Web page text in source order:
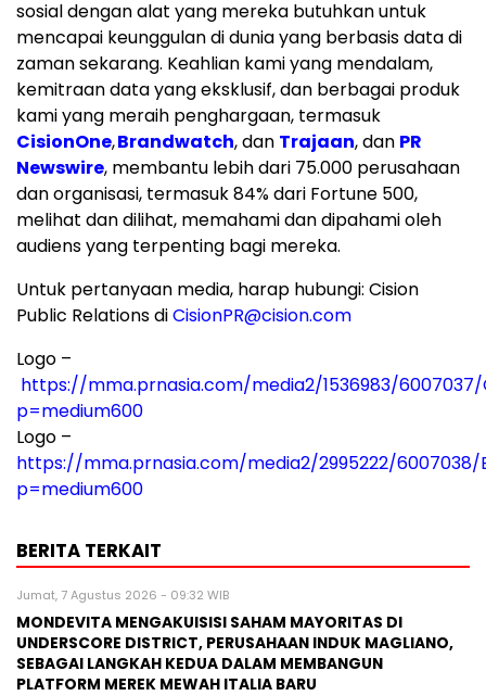
sosial dengan alat yang mereka butuhkan untuk
mencapai keunggulan di dunia yang berbasis data di
zaman sekarang. Keahlian kami yang mendalam,
kemitraan data yang eksklusif, dan berbagai produk
kami yang meraih penghargaan, termasuk
CisionOne,Brandwatch, dan Trajaan, dan PR
Newswire, membantu lebih dari 75.000 perusahaan
dan organisasi, termasuk 84% dari Fortune 500,
melihat dan dilihat, memahami dan dipahami oleh
audiens yang terpenting bagi mereka.
Untuk pertanyaan media, harap hubungi: Cision
Public Relations diCisionPR@cision.com
Logo –
https://mma.prnasia.com/media2/1536983/6007037/
p=medium600
Logo –
https://mma.prnasia.com/media2/2995222/6007038/
p=medium600
BERITA TERKAIT
Jumat, 7 Agustus 2026 - 09:32 WIB
MONDEVITA MENGAKUISISI SAHAM MAYORITAS DI
UNDERSCORE DISTRICT, PERUSAHAAN INDUK MAGLIANO,
SEBAGAI LANGKAH KEDUA DALAM MEMBANGUN
PLATFORM MEREK MEWAH ITALIA BARU